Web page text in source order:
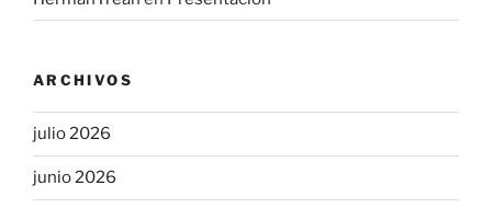
ARCHIVOS
julio 2026
junio 2026